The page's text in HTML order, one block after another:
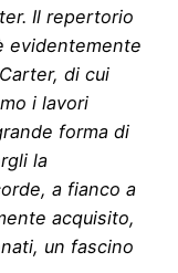
Il repertorio
evidentemente
di cui
i lavori
forma di
la
a fianco a
acquisito,
un fascino